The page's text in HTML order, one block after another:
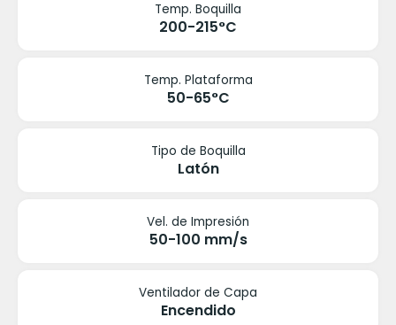
Temp. Boquilla
200-215°C
Temp. Plataforma
50-65°C
Tipo de Boquilla
Latón
Vel. de Impresión
50-100 mm/s
Ventilador de Capa
Encendido